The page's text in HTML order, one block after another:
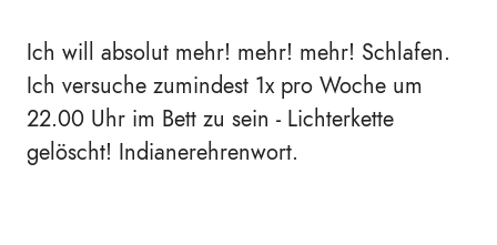
Ich will absolut mehr! mehr! mehr! Schlafen.
Ich versuche zumindest 1x pro Woche um
22.00 Uhr im Bett zu sein - Lichterkette
gelöscht! Indianerehrenwort.